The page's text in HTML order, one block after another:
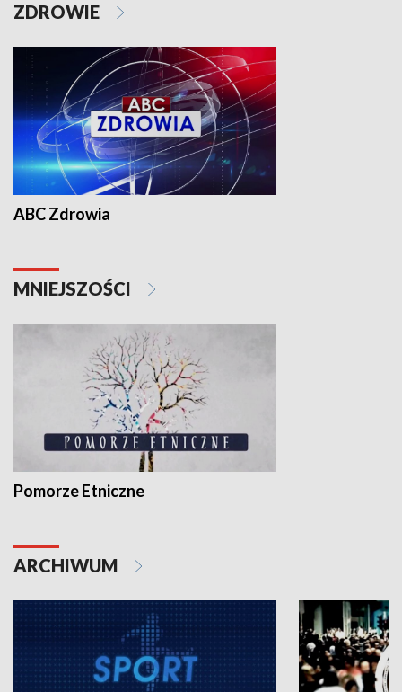
ZDROWIE
ABC Zdrowia
MNIEJSZOŚCI
Pomorze Etniczne
ARCHIWUM